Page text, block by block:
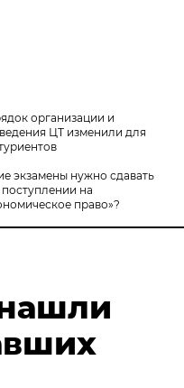
организации и
ЦТ изменили для
экзамены нужно сдавать
на
право»?